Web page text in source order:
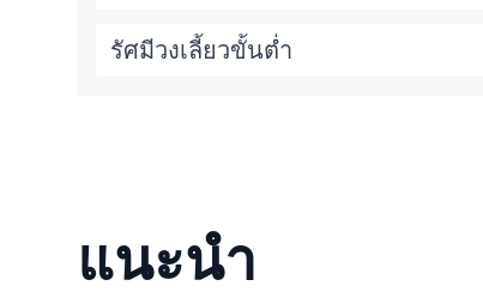
รัศมีวงเลี้ยวขั้นต่ำ
แนะนำ